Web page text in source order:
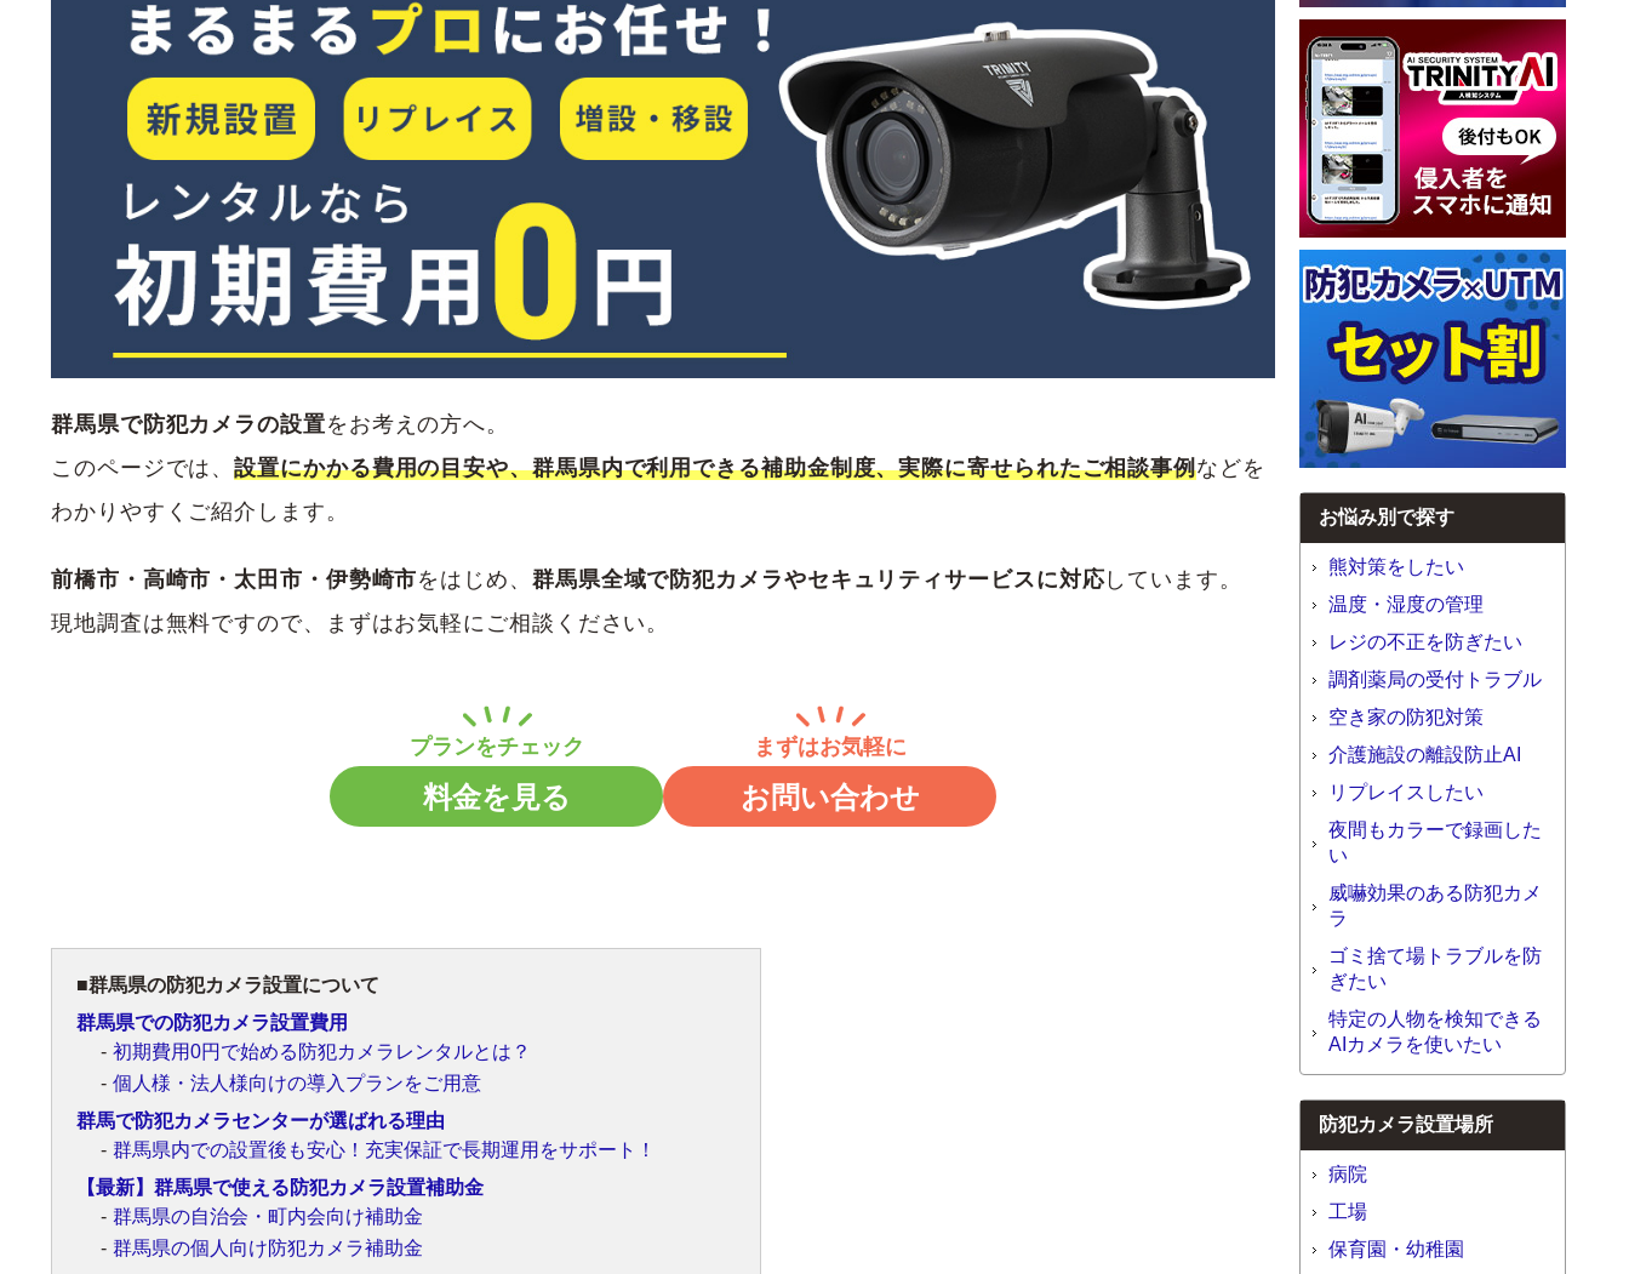
群馬県で防犯カメラの設置をお考えの方へ。
このページでは、設置にかかる費用の目安や、群馬県内で利用できる補助金制度、実際に寄せられたご相談事例などを
わかりやすくご紹介します。
前橋市・高崎市・太田市・伊勢崎市をはじめ、 群馬県全域で防犯カメラやセキュリティサービスに対応しています。
現地調査は無料ですので、まずはお気軽にご相談ください。
料金を見る お問い合わせ
群馬県の防犯カメラ設置について
群馬県での防犯カメラ設置費用
初期費用0円で始める防犯カメラレンタルとは？
個人様・法人様向けの導入プランをご用意
群馬で防犯カメラセンターが選ばれる理由
群馬県内での設置後も安心！充実保証で長期運用をサポート！
【最新】群馬県で使える防犯カメラ設置補助金
群馬県の自治会・町内会向け補助金
群馬県の個人向け防犯カメラ補助金
お悩み別で探す
熊対策をしたい
温度・湿度の管理
レジの不正を防ぎたい
調剤薬局の受付トラブル
空き家の防犯対策
介護施設の離設防止AI
リプレイスしたい
夜間もカラーで録画した
い
威嚇効果のある防犯カメ
ラ
ゴミ捨て場トラブルを防
ぎたい
特定の人物を検知できる
AIカメラを使いたい
防犯カメラ設置場所
病院
工場
保育園・幼稚園